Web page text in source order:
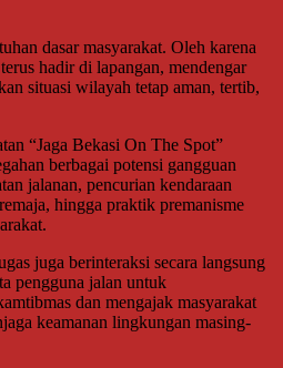
dasar masyarakat. Oleh karena
hadir di lapangan, mendengar
situasi wilayah tetap aman, tertib,
“Jaga Bekasi On The Spot”
berbagai potensi gangguan
jalanan, pencurian kendaraan
hingga praktik premanisme
juga berinteraksi secara langsung
pengguna jalan untuk
dan mengajak masyarakat
keamanan lingkungan masing-